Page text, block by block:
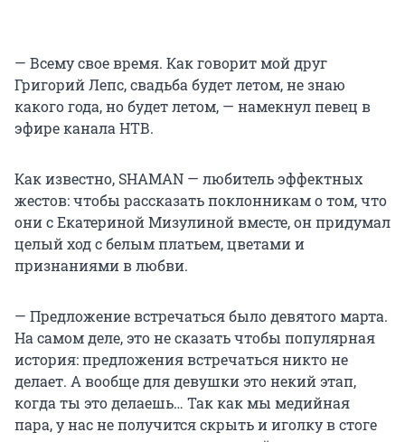
— Всему свое время. Как говорит мой друг
Григорий Лепс, свадьба будет летом, не знаю
какого года, но будет летом, — намекнул певец в
эфире канала НТВ.
Как известно, SHAMAN — любитель эффектных
жестов: чтобы рассказать поклонникам о том, что
они с Екатериной Мизулиной вместе, он придумал
целый ход с белым платьем, цветами и
признаниями в любви.
— Предложение встречаться было девятого марта.
На самом деле, это не сказать чтобы популярная
история: предложения встречаться никто не
делает. А вообще для девушки это некий этап,
когда ты это делаешь… Так как мы медийная
пара, у нас не получится скрыть и иголку в стоге